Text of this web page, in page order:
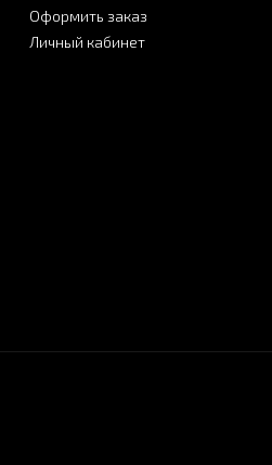
Оформить заказ
Личный кабинет